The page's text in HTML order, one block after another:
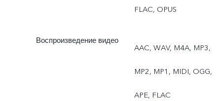
FLAC, OPUS
Воспроизведение видео
AAC, WAV, M4A, MP3,
MP2, MP1, MIDI, OGG,
APE, FLAC